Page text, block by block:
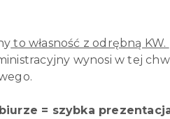
to własność z odrębną KW.
wynosi w tej
= szybka